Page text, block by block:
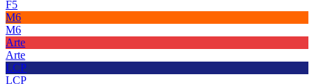
F5
M6
M6
Arte
Arte
LCP
LCP